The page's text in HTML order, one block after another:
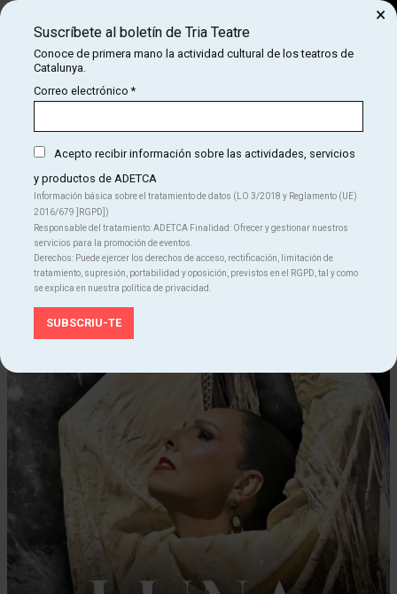
Buscar
CARTELERA
LUNA, CIA FLAMENCA ROCÍO POZO
Del MI 08.07.26 al DO 19.07.26
Teatre Apolo
Duración:70 min
Danza Teatro
Idiomas
Castellano
Suscríbete al boletín de Tria Teatre
Conoce de primera mano la actividad cultural de los teatros de
Catalunya.
Correo electrónico*
Acepto recibir información sobre las actividades, servicios
y productos de ADETCA
Información básica sobre el tratamiento de datos (LO 3/2018 y Reglamento (UE)
2016/679 ]RGPD])
Responsable del tratamiento: ADETCA Finalidad: Ofrecer y gestionar nuestros
servicios para la promoción de eventos.
Derechos: Puede ejercer los derechos de acceso, rectificación, limitación de
tratamiento, supresión, portabilidad y oposición, previstos en el RGPD, tal y como
se explica en nuestra política de privacidad.
×